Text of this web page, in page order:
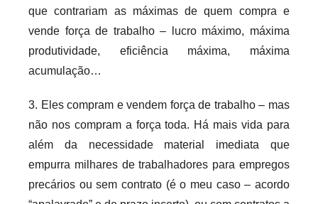
que contrariam as máximas de quem compra e
vende força de trabalho – lucro máximo, máxima
produtividade, eficiência máxima, máxima
acumulação…
3. Eles compram e vendem força de trabalho – mas
não nos compram a força toda. Há mais vida para
além da necessidade material imediata que
empurra milhares de trabalhadores para empregos
precários ou sem contrato (é o meu caso – acordo